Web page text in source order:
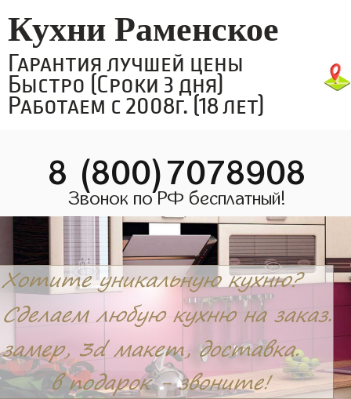
Кухни Раменское
Гарантия лучшей цены
Быстро (Сроки 3 дня)
Работаем с 2008г. (18 лет)
8 (800)7078908
Звонок по РФ бесплатный!